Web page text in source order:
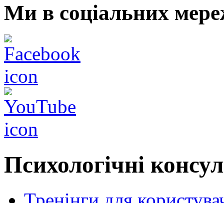
Ми в соціальних
Психологічні